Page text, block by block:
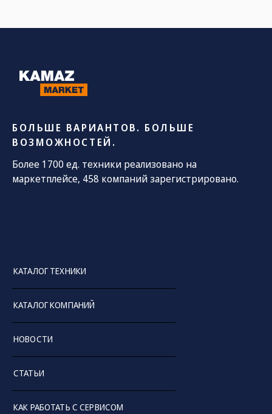
БОЛЬШЕ ВАРИАНТОВ. БОЛЬШЕ
ВОЗМОЖНОСТЕЙ.
Более 1700 ед. техники реализовано на
маркетплейсе, 458 компаний зарегистрировано.
КАТАЛОГ ТЕХНИКИ
КАТАЛОГ КОМПАНИЙ
НОВОСТИ
СТАТЬИ
КАК РАБОТАТЬ С СЕРВИСОМ